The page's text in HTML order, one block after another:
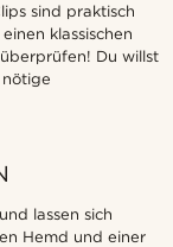
sind praktisch
klassischen
Du willst
lassen sich
Hemd und einer